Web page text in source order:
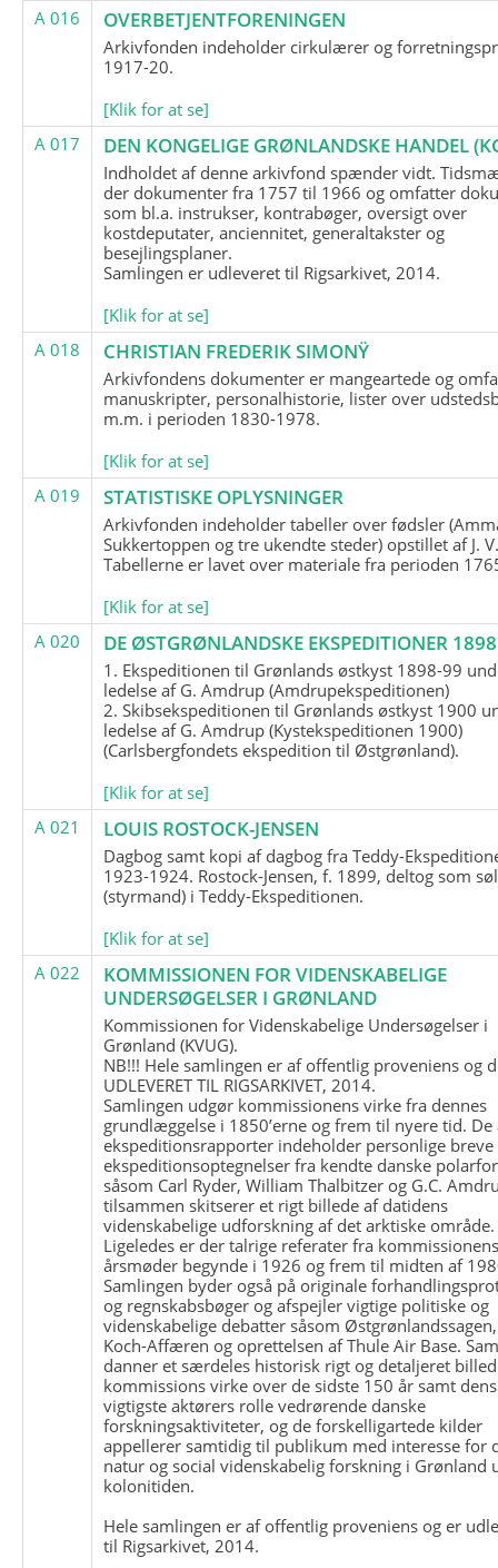
A 016 OVERBETJENTFORENINGEN
Arkivfonden indeholder cirkulærer og
1917-20.
[Klik for at se]
A 017
DEN KONGELIGE GRØNLANDSKE HANDEL
Indholdet af denne arkivfond spænder vidt.
der dokumenter fra 1757 til 1966 og omfatter
som bl.a. instrukser, kontrabøger, oversigt over
kostdeputater, anciennitet, generaltakster og
besejlingsplaner.
Samlingen er udleveret til Rigsarkivet, 2014.
[Klik for at se]
A 018
CHRISTIAN FREDERIK SIMONŸ
Arkivfondens dokumenter er mangeartede og
manuskripter, personalhistorie, lister over
m.m. i perioden 1830-1978.
[Klik for at se]
A 019
STATISTISKE OPLYSNINGER
Arkivfonden indeholder tabeller over fødsler
Sukkertoppen og tre ukendte steder) opstillet af J.
Tabellerne er lavet over materiale fra perioden
[Klik for at se]
A 020
DE ØSTGRØNLANDSKE EKSPEDITIONER
1. Ekspeditionen til Grønlands østkyst 1898-99
ledelse af G. Amdrup (Amdrupekspeditionen)
2. Skibsekspeditionen til Grønlands østkyst 1900
ledelse af G. Amdrup (Kystekspeditionen 1900)
(Carlsbergfondets ekspedition til Østgrønland).
[Klik for at se]
A 021
LOUIS ROSTOCK-JENSEN
Dagbog samt kopi af dagbog fra Teddy-
1923-1924. Rostock-Jensen, f. 1899, deltog som
(styrmand) i Teddy-Ekspeditionen.
[Klik for at se]
A 022
KOMMISSIONEN FOR VIDENSKABELIGE
UNDERSØGELSER I GRØNLAND
Kommissionen for Videnskabelige Undersøgelser i
Grønland (KVUG).
NB!!! Hele samlingen er af offentlig proveniens og
UDLEVERET TIL RIGSARKIVET, 2014.
Samlingen udgør kommissionens virke fra dennes
grundlæggelse i 1850’erne og frem til nyere tid.
ekspeditionsrapporter indeholder personlige breve
ekspeditionsoptegnelser fra kendte danske
såsom Carl Ryder, William Thalbitzer og G.C.
tilsammen skitserer et rigt billede af datidens
videnskabelige udforskning af det arktiske område.
Ligeledes er der talrige referater fra
årsmøder begynde i 1926 og frem til midten af
Samlingen byder også på originale
og regnskabsbøger og afspejler vigtige politiske og
videnskabelige debatter såsom
Koch-Affæren og oprettelsen af Thule Air Base.
danner et særdeles historisk rigt og detaljeret
kommissions virke over de sidste 150 år samt dens
vigtigste aktørers rolle vedrørende danske
forskningsaktiviteter, og de forskelligartede kilder
appellerer samtidig til publikum med interesse for
natur og social videnskabelig forskning i Grønland
kolonitiden.
Hele samlingen er af offentlig proveniens og er
til Rigsarkivet, 2014.